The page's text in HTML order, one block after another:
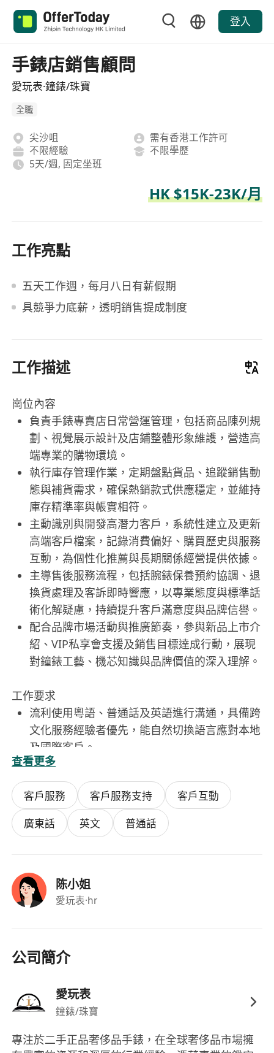
登入
手錶店銷售顧問
愛玩表·鐘錶/珠寶
全職
尖沙咀
需有香港工作許可
不限經驗
不限學歷
5天/週, 固定坐班
HK $15K-23K/月
工作亮點
五天工作週，每月八日有薪假期
具競爭力底薪，透明銷售提成制度
工作描述
崗位內容
負責手錶專賣店日常營運管理，包括商品陳列規
劃、視覺展示設計及店鋪整體形象維護，營造高
端專業的購物環境。
執行庫存管理作業，定期盤點貨品、追蹤銷售動
態與補貨需求，確保熱銷款式供應穩定，並維持
庫存精準率與帳實相符。
主動識別與開發高潛力客戶，系統性建立及更新
高端客戶檔案，記錄消費偏好、購買歷史與服務
互動，為個性化推薦與長期關係經營提供依據。
主導售後服務流程，包括腕錶保養預約協調、退
換貨處理及客訴即時響應，以專業態度與標準話
術化解疑慮，持續提升客戶滿意度與品牌信譽。
配合品牌市場活動與推廣節奏，參與新品上市介
紹、VIP私享會支援及銷售目標達成行動，展現
對鐘錶工藝、機芯知識與品牌價值的深入理解。
工作要求
流利使用粵語、普通話及英語進行溝通，具備跨
文化服務經驗者優先，能自然切換語言應對本地
及國際客戶。
具備1–3年奢侈品行業（尤以鐘錶、珠寶或一線
精品為佳）銷售實務經驗，熟悉高端客戶行為模
式與服務期待。
高中或以上學歷；
具備優秀的人際洞察力與談判技巧，能在壓力下
認同品牌核心價值，注重儀容舉止與服務細節，
具備團隊協作精神與自主學習能力，願意持續精
福利
日上午九時至下午六時（星期一至五）。
具競爭力底薪港幣$15,000–$23,000/月，按個人
成制度。
查看更多
客戶服務 客戶服務支持
客戶互動
廣東話
英文 普通話
陈小姐
愛玩表·hr
公司簡介
愛玩表
鐘錶/珠寶
專注於二手正品奢侈品手錶，在全球奢侈品市場擁